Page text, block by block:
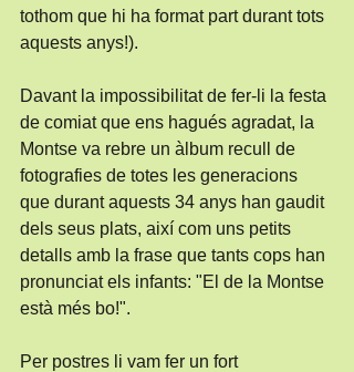
tothom que hi ha format part durant tots
aquests anys!).
Davant la impossibilitat de fer-li la festa
de comiat que ens hagués agradat, la
Montse va rebre un àlbum recull de
fotografies de totes les generacions
que durant aquests 34 anys han gaudit
dels seus plats, així com uns petits
detalls amb la frase que tants cops han
pronunciat els infants: "El de la Montse
està més bo!".
Per postres li vam fer un fort